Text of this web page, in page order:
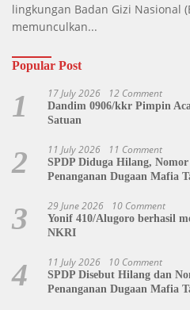
lingkungan Badan Gizi Nasional
memunculkan...
Popular Post
1 17 July 2026 12 Comment
Dandim 0906/kkr Pimpin
Satuan
2 11 July 2026 11 Comment
SPDP Diduga Hilang,
Penanganan Dugaan Mafia
3 29 June 2026 10 Comment
Yonif 410/Alugoro berhasil
NKRI
4 11 July 2026 10 Comment
SPDP Disebut Hilang dan
Penanganan Dugaan Mafia